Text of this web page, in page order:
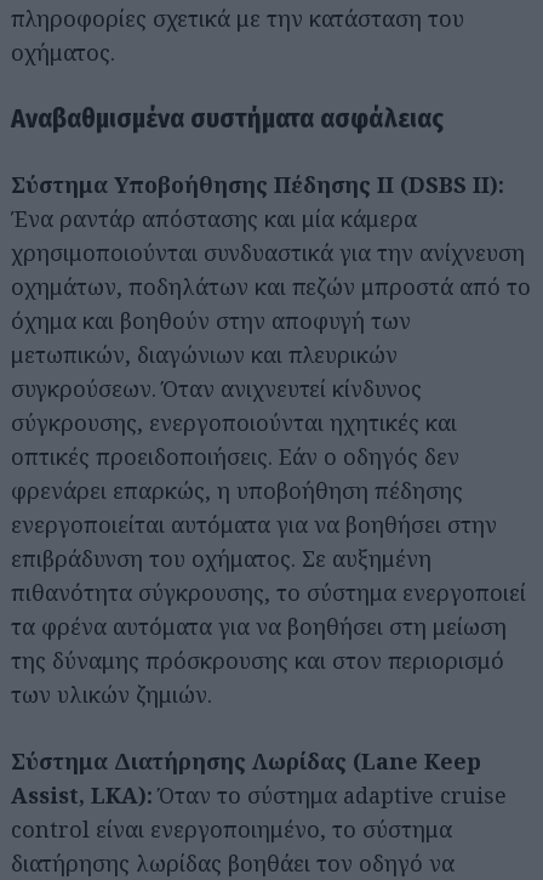
πληροφορίες σχετικά με την κατάσταση του
οχήματος.
Αναβαθμισμένα συστήματα ασφάλειας
Σύστημα Υποβοήθησης Πέδησης II (DSBS II):
Ένα ραντάρ απόστασης και μία κάμερα
χρησιμοποιούνται συνδυαστικά για την ανίχνευση
οχημάτων, ποδηλάτων και πεζών μπροστά από το
όχημα και βοηθούν στην αποφυγή των
μετωπικών, διαγώνιων και πλευρικών
συγκρούσεων. Όταν ανιχνευτεί κίνδυνος
σύγκρουσης, ενεργοποιούνται ηχητικές και
οπτικές προειδοποιήσεις. Εάν ο οδηγός δεν
φρενάρει επαρκώς, η υποβοήθηση πέδησης
ενεργοποιείται αυτόματα για να βοηθήσει στην
επιβράδυνση του οχήματος. Σε αυξημένη
πιθανότητα σύγκρουσης, το σύστημα ενεργοποιεί
τα φρένα αυτόματα για να βοηθήσει στη μείωση
της δύναμης πρόσκρουσης και στον περιορισμό
των υλικών ζημιών.
Σύστημα Διατήρησης Λωρίδας (Lane Keep
Assist, LKA):Όταν το σύστημα adaptive cruise
control είναι ενεργοποιημένο, το σύστημα
διατήρησης λωρίδας βοηθάει τον οδηγό να